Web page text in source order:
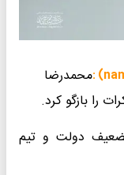
محمدرضا
را بازگو کرد.
دولت و تیم